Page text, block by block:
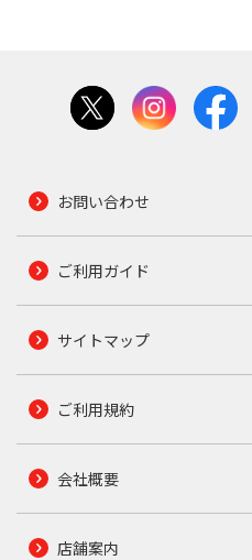
お問い合わせ
ご利用ガイド
サイトマップ
ご利用規約
会社概要
店舗案内